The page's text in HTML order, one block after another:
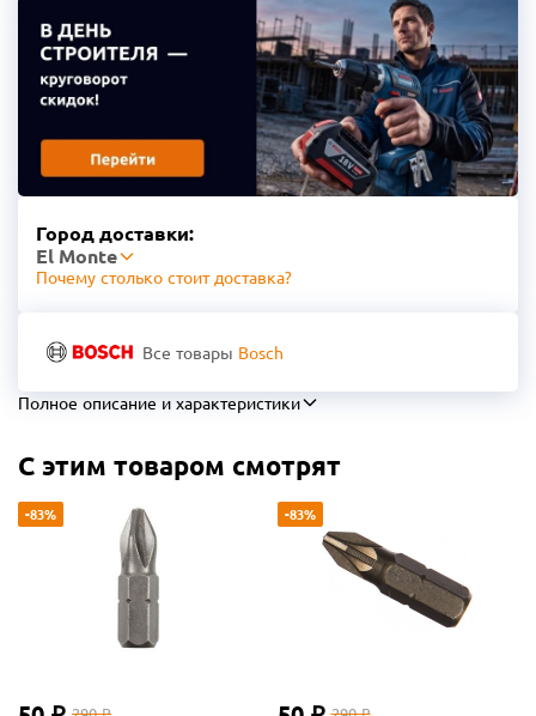
Город доставки:
El Monte
Почему столько стоит доставка?
Все товары Bosch
Полное описание и характеристики
С этим товаром смотрят
-83% -83%